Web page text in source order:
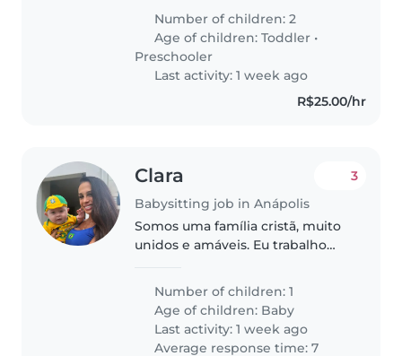
uma menina de 4 anos.
Buscamos uma babá
responsável, carinhosa e
paciente, que goste de crianças..
Number of children: 2
Age of children:Toddler •
Preschooler
Last activity: 1 week ago
R$25.00/hr
Clara
Babysitting job in Anápolis
3
Somos uma família cristã, muito
unidos e amáveis. Eu trabalho
Saio pouco, vou para academia /
salão etc... Moramos eu, meu
filho, meu pai, minha madrasta..
Number of children: 1
Age of children: Baby
Last activity: 1 week ago
Average response time: 7